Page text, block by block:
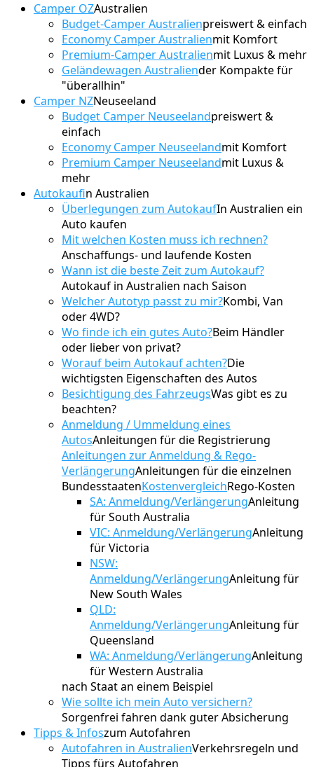
Camper OZAustralien
Budget-Camper Australienpreiswert & einfach
Economy Camper Australienmit Komfort
Premium-Camper Australienmit Luxus & mehr
Geländewagen Australiender Kompakte für
"überallhin"
Camper NZNeuseeland
Budget Camper Neuseelandpreiswert &
einfach
Economy Camper Neuseelandmit Komfort
Premium Camper Neuseelandmit Luxus &
mehr
Autokaufin Australien
Überlegungen zum AutokaufIn Australien ein
Auto kaufen
Mit welchen Kosten muss ich rechnen?
Anschaffungs- und laufende Kosten
Wann ist die beste Zeit zum Autokauf?
Autokauf in Australien nach Saison
Welcher Autotyp passt zu mir?Kombi, Van
oder 4WD?
Wo finde ich ein gutes Auto?Beim Händler
oder lieber von privat?
Worauf beim Autokauf achten?Die
wichtigsten Eigenschaften des Autos
Besichtigung des FahrzeugsWas gibt es zu
beachten?
Anmeldung / Ummeldung eines
AutosAnleitungen für die Registrierung
Anleitungen zur Anmeldung & Rego-
VerlängerungAnleitungen für die einzelnen
Bundesstaaten
SA: Anmeldung/VerlängerungAnleitung
für South Australia
VIC: Anmeldung/VerlängerungAnleitung
für Victoria
NSW:
Anmeldung/VerlängerungAnleitung für
New South Wales
QLD:
Anmeldung/VerlängerungAnleitung für
Queensland
WA: Anmeldung/VerlängerungAnleitung
für Western Australia
KostenvergleichRego-Kosten
nach Staat an einem Beispiel
Wie sollte ich mein Auto versichern?
Sorgenfrei fahren dank guter Absicherung
Tipps & Infoszum Autofahren
Autofahren in AustralienVerkehrsregeln und
Tipps fürs Autofahren